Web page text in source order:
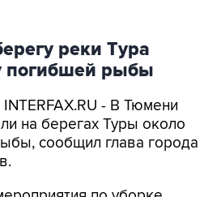
реки Тура
погибшей рыбы
- В Тюмени
на берегах Туры около
сообщил глава города